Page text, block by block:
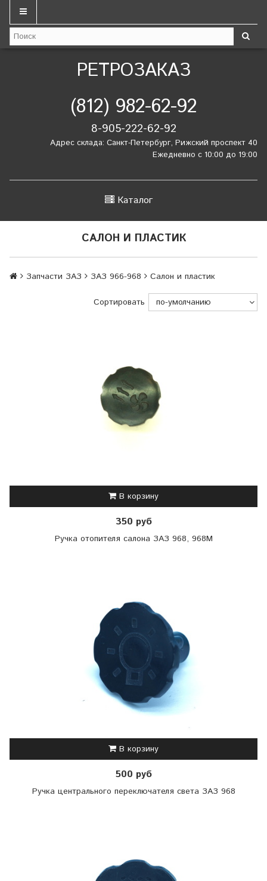
РЕТРОЗАКАЗ
(812) 982-62-92
8-905-222-62-92
Адрес склада: Санкт-Петербург, Рижский проспект 40
Ежедневно с 10:00 до 19:00
Каталог
САЛОН И ПЛАСТИК
Запчасти ЗАЗ ЗАЗ 966-968 Салон и пластик
Сортировать
В корзину
350 руб
Ручка отопителя салона ЗАЗ 968, 968М
В корзину
500 руб
Ручка центрального переключателя света ЗАЗ 968